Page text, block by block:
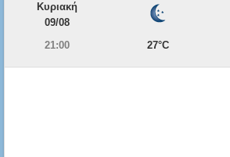
Κυριακή
09/08
21:00
27°C